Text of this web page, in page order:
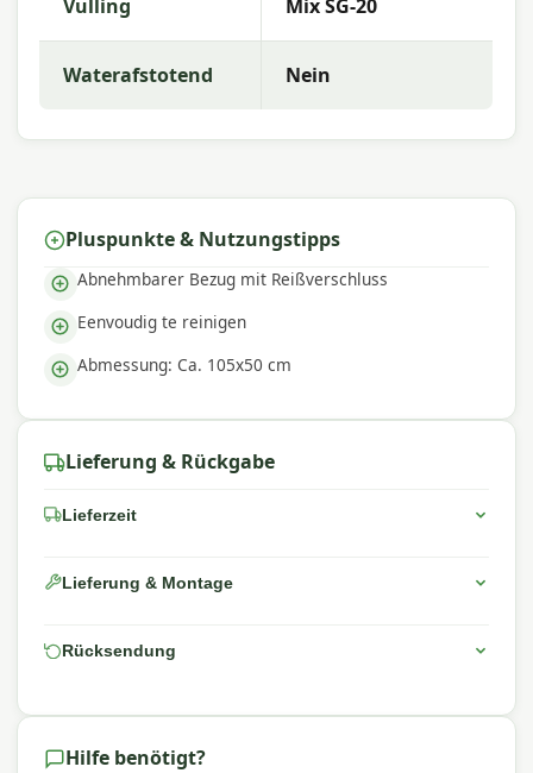
Warum Madison?
Gartenkissen mit ausgezeichneter Farbechtheit
und Komfort. Die Kollektion zeichnet sich durch
trendige Designs, langlebige Materialien und eine
Vulling Mix SG-20
Waterafstotend Nein
Pluspunkte & Nutzungstipps
Abnehmbarer Bezug mit Reißverschluss
Eenvoudig te reinigen
Abmessung: Ca. 105x50 cm
Lieferung & Rückgabe
Lieferzeit
Lieferung & Montage
Rücksendung
Hilfe benötigt?